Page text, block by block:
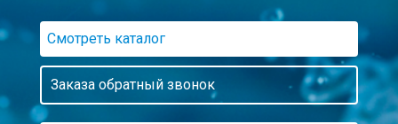
Смотреть каталог
Заказа обратный звонок